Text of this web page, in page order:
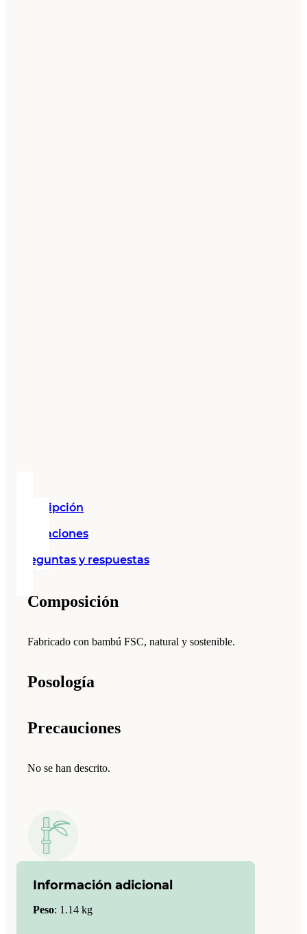
Descripción
Valoraciones
Preguntas y respuestas
Composición
Fabricado con bambú FSC, natural y sostenible.
Posología
Precauciones
No se han descrito.
Información adicional
Peso: 1.14 kg